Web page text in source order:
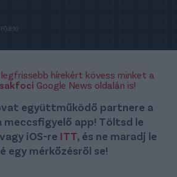
8:10
legfrissebb hírekért kövess minket a
Google News oldalán is!
együttműködő partnere a
meccsfigyelő app! Töltsd le
iOS-re ITT, és ne maradj le
egy mérkőzésről se!